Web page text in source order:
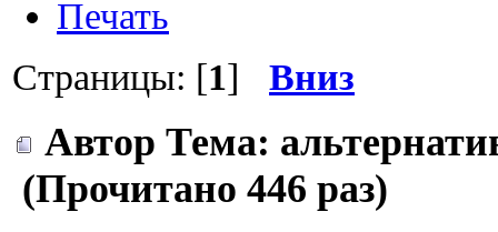
Печать
Страницы: [1] Вниз
Автор Тема:
(Прочитано 446 раз)